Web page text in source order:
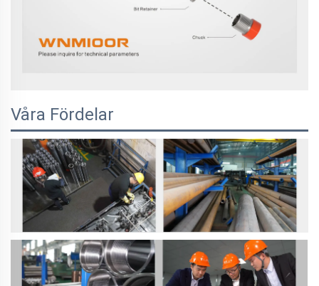
Våra Fördelar